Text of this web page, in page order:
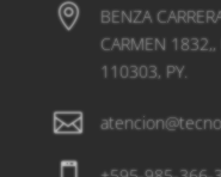

BENZA
CARMEN
110303, PY.
